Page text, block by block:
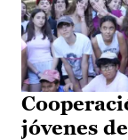
jóvenes